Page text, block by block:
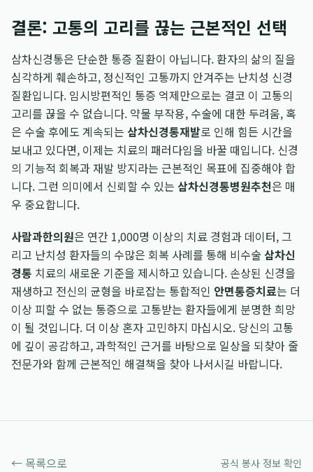
결론: 고통의 고리를 끊는 근본적인 선택
삼차신경통은 단순한 통증 질환이 아닙니다. 환자의 삶의 질을
심각하게 훼손하고, 정신적인 고통까지 안겨주는 난치성 신경
질환입니다. 임시방편적인 통증 억제만으로는 결코 이 고통의
고리를 끊을 수 없습니다. 약물 부작용, 수술에 대한 두려움, 혹
은 수술 후에도 계속되는 삼차신경통재발로 인해 힘든 시간을
보내고 있다면, 이제는 치료의 패러다임을 바꿀 때입니다. 신경
의 기능적 회복과 재발 방지라는 근본적인 목표에 집중해야 합
니다. 그런 의미에서 신뢰할 수 있는 삼차신경통병원추천은 매
우 중요합니다.
사람과한의원은 연간 1,000명 이상의 치료 경험과 데이터, 그
리고 난치성 환자들의 수많은 회복 사례를 통해 비수술 삼차신
경통 치료의 새로운 기준을 제시하고 있습니다. 손상된 신경을
재생하고 전신의 균형을 바로잡는 통합적인 안면통증치료는 더
이상 피할 수 없는 통증으로 고통받는 환자들에게 분명한 희망
이 될 것입니다. 더 이상 혼자 고민하지 마십시오. 당신의 고통
에 깊이 공감하고, 과학적인 근거를 바탕으로 일상을 되찾아 줄
전문가와 함께 근본적인 해결책을 찾아 나서시길 바랍니다.
← 목록으로 공식 봉사 정보 확인